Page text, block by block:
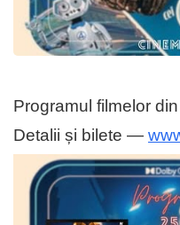
Programul filmelor
Detalii și bilete —